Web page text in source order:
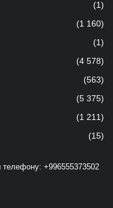
(1)
(1 160)
(1)
(4 578)
(563)
(5 375)
(1 211)
(15)
телефону: +996555373502